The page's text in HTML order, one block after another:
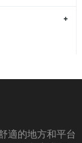
適的地方和平台